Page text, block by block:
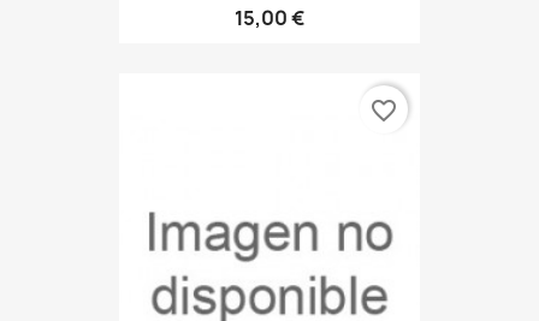
15,00 €
favorite_border